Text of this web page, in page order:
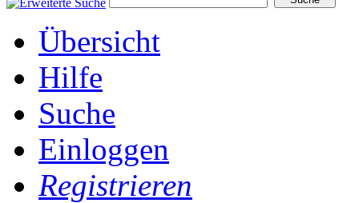
Übersicht
Hilfe
Suche
Einloggen
Registrieren